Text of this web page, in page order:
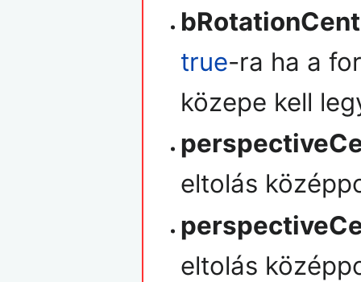
true-ra ha a
közepe kell
eltolás
eltolás